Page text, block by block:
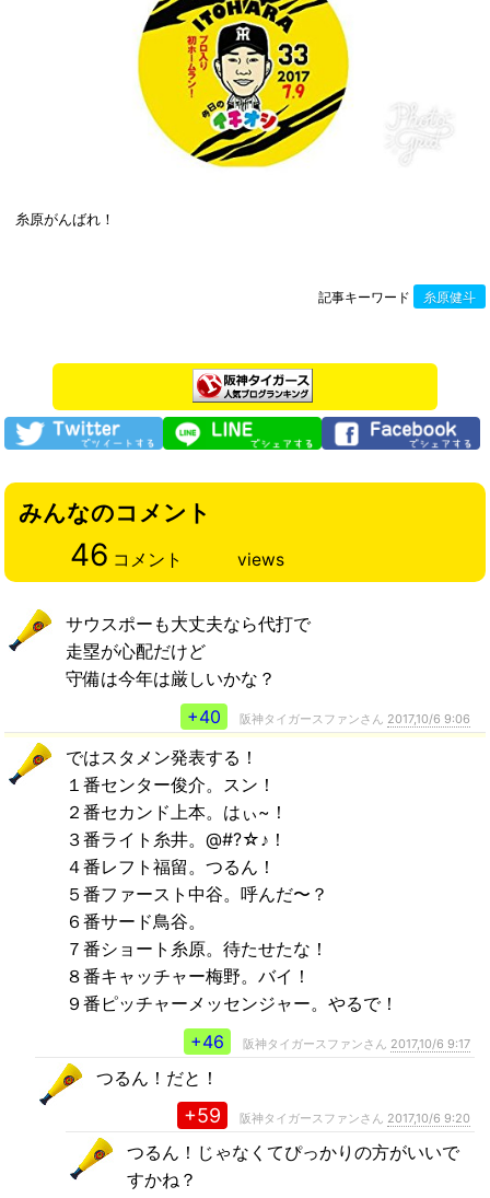
糸原がんばれ！
記事キーワード 糸原健斗
みんなのコメント
46 コメント views
サウスポーも大丈夫なら代打で
走塁が心配だけど
守備は今年は厳しいかな？
+40
阪神タイガースファンさん 2017,10/6 9:06
ではスタメン発表する！
１番センター俊介。スン！
２番セカンド上本。はぃ~！
３番ライト糸井。@#?☆♪！
４番レフト福留。つるん！
５番ファースト中谷。呼んだ〜？
６番サード鳥谷。
７番ショート糸原。待たせたな！
８番キャッチャー梅野。バイ！
９番ピッチャーメッセンジャー。やるで！
+46
阪神タイガースファンさん 2017,10/6 9:17
つるん！だと！
+59 阪神タイガースファンさん 2017,10/6 9:20
つるん！じゃなくてぴっかりの方がいいで
すかね？